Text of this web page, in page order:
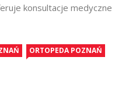
konsultacje medyczne
ORTOPEDA POZNAŃ